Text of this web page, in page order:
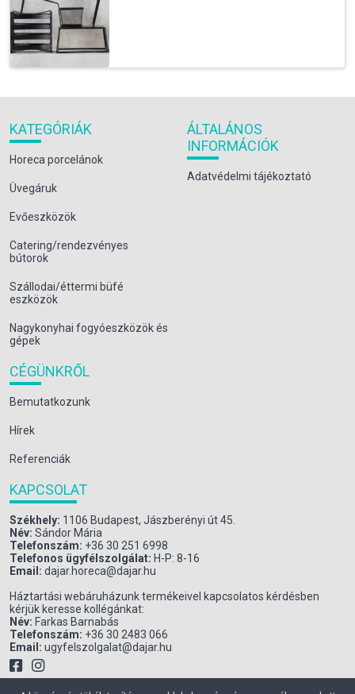
KATEGÓRIÁK
Horeca porcelánok
Üvegáruk
Evőeszközök
Catering/rendezvényes
bútorok
Szállodai/éttermi büfé
eszközök
Nagykonyhai fogyóeszközök és
gépek
ÁLTALÁNOS
INFORMÁCIÓK
Adatvédelmi tájékoztató
CÉGÜNKRŐL
Bemutatkozunk
Hírek
Referenciák
KAPCSOLAT
Székhely: 1106 Budapest, Jászberényi út 45.
Név: Sándor Mária
Telefonszám: +36 30 251 6998
Telefonos ügyfélszolgálat: H-P: 8-16
Email: dajar.horeca@dajar.hu
Háztartási webáruházunk termékeivel kapcsolatos kérdésben
kérjük keresse kollégánkat:
Név: Farkas Barnabás
Telefonszám: +36 30 2483 066
Email: ugyfelszolgalat@dajar.hu